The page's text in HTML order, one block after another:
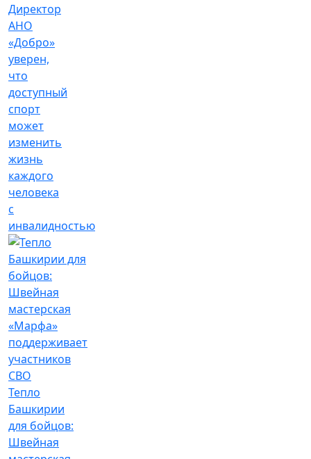
Директор
АНО
«Добро»
уверен,
что
доступный
спорт
может
изменить
жизнь
каждого
человека
с
инвалидностью
Тепло
Башкирии
для бойцов:
Швейная